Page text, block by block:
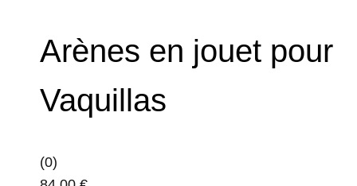
produit
Arènes en jouet pour
Vaquillas
(0)